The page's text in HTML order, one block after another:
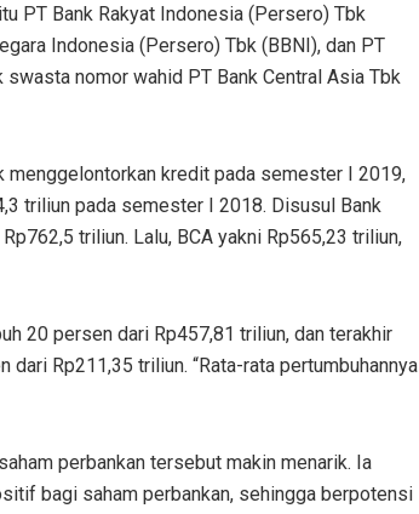
PT Bank Rakyat Indonesia (Persero) Tbk
Indonesia (Persero) Tbk (BBNI), dan PT
swasta nomor wahid PT Bank Central Asia Tbk
menggelontorkan kredit pada semester I 2019,
triliun pada semester I 2018. Disusul Bank
triliun. Lalu, BCA yakni Rp565,23 triliun,
20 persen dari Rp457,81 triliun, dan terakhir
Rp211,35 triliun. “Rata-rata pertumbuhannya
perbankan tersebut makin menarik. Ia
bagi saham perbankan, sehingga berpotensi